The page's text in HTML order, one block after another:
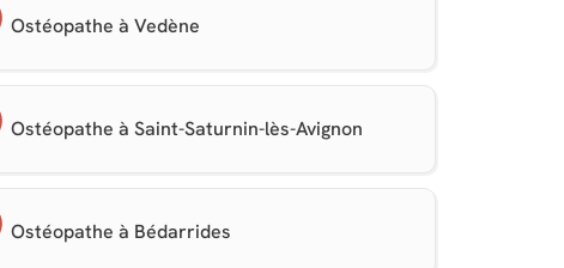
Ostéopathe à Vedène
Ostéopathe à Saint-Saturnin-lès-Avignon
Ostéopathe à Bédarrides